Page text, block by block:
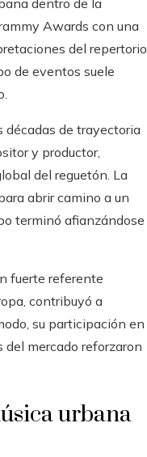
dentro de la
Awards con una
del repertorio
de eventos suele
décadas de trayectoria
y productor,
del reguetón. La
abrir camino a un
terminó afianzándose
fuerte referente
contribuyó a
su participación en
mercado reforzaron
urbana